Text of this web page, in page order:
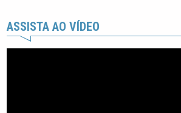
ASSISTA AO VÍDEO